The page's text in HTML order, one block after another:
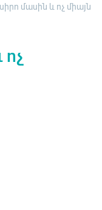
մասին և ոչ միայն